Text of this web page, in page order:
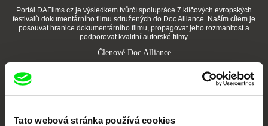
Tato webová stránka používá cookies
Portál DAFilms.cz je výsledkem tvůrčí spolupráce 7 klíčových evropských
festivalů dokumentárního filmu sdružených do Doc Alliance. Naším cílem je
posouvat hranice dokumentárního filmu, propagovat jeho rozmanitost a
podporovat kvalitní autorské filmy.
Členové Doc Alliance